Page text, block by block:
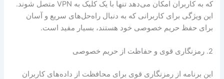
که به کاربران امکان می‌دهد تنها با یک کلیک به VPN متصل شوند.
این ویژگی برای کاربرانی که به دنبال راه‌حل‌های سریع و آسان
برای حفظ حریم خصوصی خود هستند، بسیار مفید است.
2. رمزنگاری قوی و حفاظت از حریم خصوصی
این برنامه از رمزنگاری قوی برای محافظت از داده‌های کاربران